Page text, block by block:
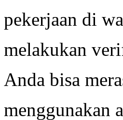
pekerjaan di
melakukan
Anda bisa
menggunakan